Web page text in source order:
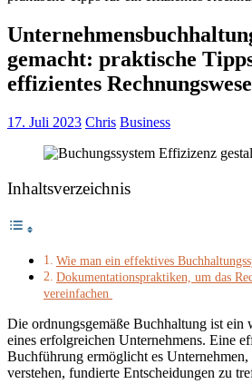
gemacht: praktische
effizientes
17. Juli 2023 Chris Business
Inhaltsverzeichnis
Wie man ein effektives
Dokumentationspraktiken, um das
vereinfachen
Die ordnungsgemäße Buchhaltung ist ein
eines erfolgreichen Unternehmens. Eine
Buchführung ermöglicht es
verstehen, fundierte Entscheidungen zu